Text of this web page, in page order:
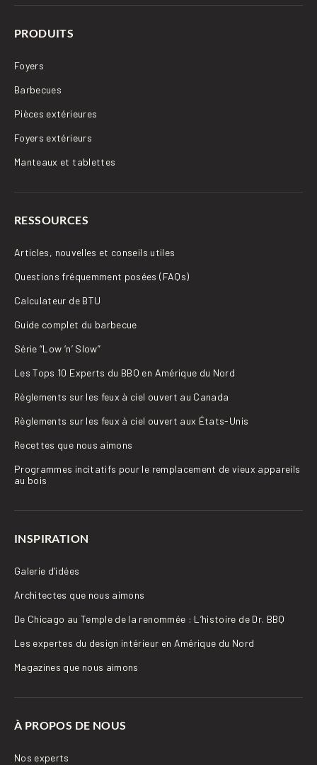
PRODUITS
Foyers
Barbecues
Pièces extérieures
Foyers extérieurs
Manteaux et tablettes
RESSOURCES
Articles, nouvelles et conseils utiles
Questions fréquemment posées (FAQs)
Calculateur de BTU
Guide complet du barbecue
Série “Low ‘n’ Slow”
Les Tops 10 Experts du BBQ en Amérique du Nord
Règlements sur les feux à ciel ouvert au Canada
Règlements sur les feux à ciel ouvert aux États-Unis
Recettes que nous aimons
Programmes incitatifs pour le remplacement de vieux appareils
au bois
INSPIRATION
Galerie d’idées
Architectes que nous aimons
De Chicago au Temple de la renommée : L’histoire de Dr. BBQ
Les expertes du design intérieur en Amérique du Nord
Magazines que nous aimons
À PROPOS DE NOUS
Nos experts